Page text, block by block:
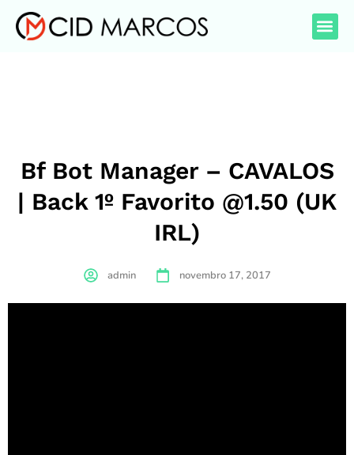
Bf Bot Manager – CAVALOS
| Back 1º Favorito @1.50 (UK
IRL)
admin novembro 17, 2017